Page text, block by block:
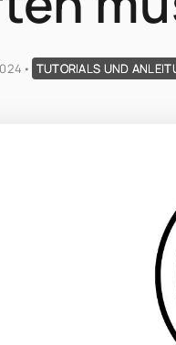
• TUTORIALS UND